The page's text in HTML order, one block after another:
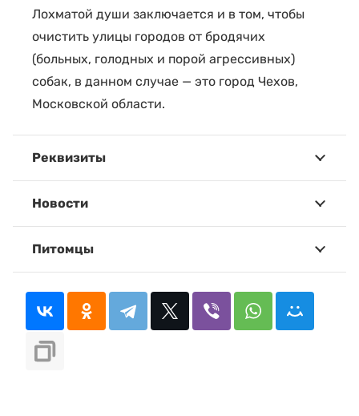
Лохматой души заключается и в том, чтобы
очистить улицы городов от бродячих
(больных, голодных и порой агрессивных)
собак, в данном случае — это город Чехов,
Московской области.
Реквизиты
Новости
Питомцы